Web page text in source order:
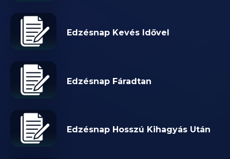
Edzésnap Kevés Idővel
Edzésnap Fáradtan
Edzésnap Hosszú Kihagyás Után